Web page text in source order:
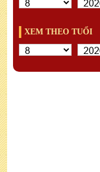
XEM THEO TUỔI